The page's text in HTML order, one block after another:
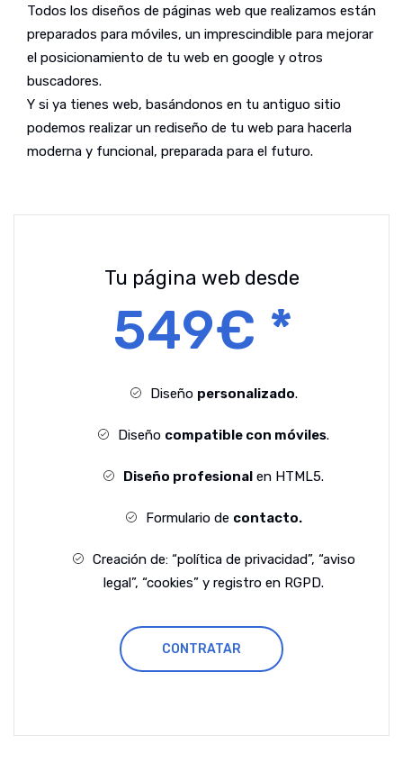
Todos los diseños de páginas web que realizamos están
preparados para móviles, un imprescindible para mejorar
el posicionamiento de tu web en google y otros
buscadores.
Y si ya tienes web, basándonos en tu antiguo sitio
podemos realizar un rediseño de tu web para hacerla
moderna y funcional, preparada para el futuro.
Tu página web desde
549€ *
Diseño personalizado.
Diseño compatible con móviles.
Diseño profesional en HTML5.
Formulario de contacto.
Creación de: “política de privacidad”, “aviso
legal”, “cookies” y registro en RGPD.
CONTRATAR